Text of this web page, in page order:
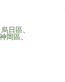
烏日區
神岡區